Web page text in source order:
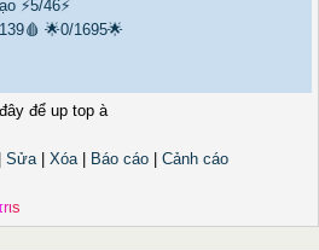
⚡5/46⚡
🌟0/1695🌟
để up top à
Sửa| Xóa| Báo cáo
Cảnh cáo
rιs